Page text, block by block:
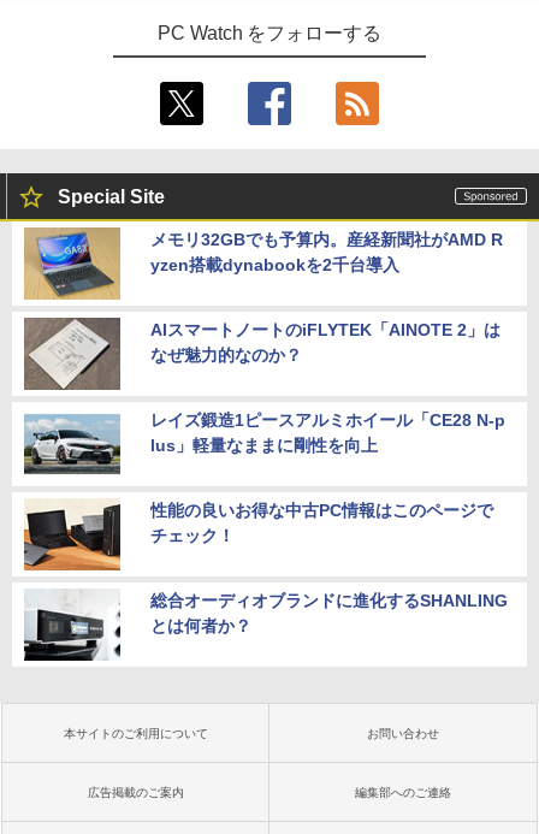
PC Watch をフォローする
Special Site
メモリ32GBでも予算内。産経新聞社がAMD R
yzen搭載dynabookを2千台導入
AIスマートノートのiFLYTEK「AINOTE 2」は
なぜ魅力的なのか？
レイズ鍛造1ピースアルミホイール「CE28 N-p
lus」軽量なままに剛性を向上
性能の良いお得な中古PC情報はこのページで
チェック！
総合オーディオブランドに進化するSHANLING
とは何者か？
本サイトのご利用について お問い合わせ
広告掲載のご案内 編集部へのご連絡